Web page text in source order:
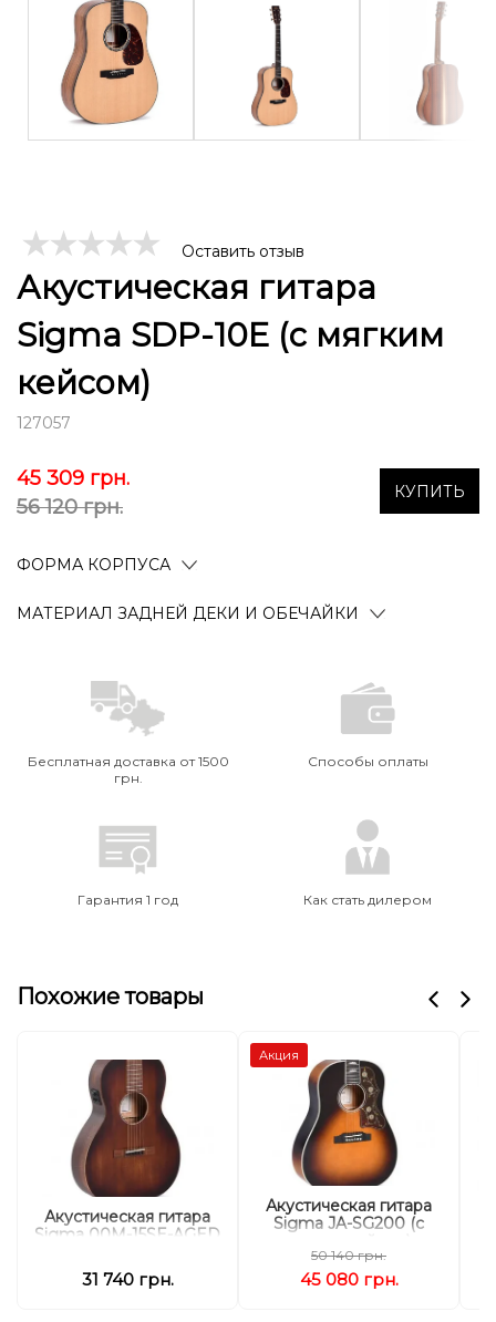
Оставить отзыв
Акустическая гитара
Sigma SDP-10E (с мягким
кейсом)
127057
45 309 грн.
56 120 грн.
КУПИТЬ
ФОРМА КОРПУСА
МАТЕРИАЛ ЗАДНЕЙ ДЕКИ И ОБЕЧАЙКИ
Бесплатная доставка от 1500
грн.
Способы оплаты
Гарантия 1 год Как стать дилером
Похожие товары
Акустическая гитара
Sigma 00M-15SE-AGED
31 740 грн.
Акция
Акустическая гитара
Sigma JA-SG200 (с
50 140 грн.
45 080 грн.